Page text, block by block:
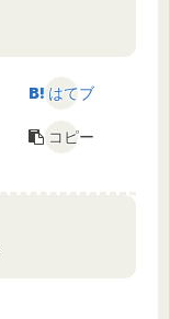
はてブ
コピー